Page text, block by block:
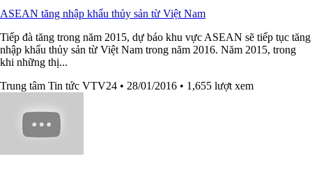
ASEAN tăng nhập khẩu thủy sản từ Việt Nam
Tiếp đà tăng trong năm 2015, dự báo khu vực ASEAN sẽ tiếp tục tăng
nhập khẩu thủy sản từ Việt Nam trong năm 2016. Năm 2015, trong
khi những thị...
Trung tâm Tin tức VTV24 • 28/01/2016 • 1,655 lượt xem